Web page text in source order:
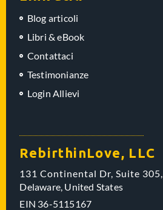
Blog articoli
Libri & eBook
Contattaci
Testimonianze
Login Allievi
RebirthinLove, LLC
131 Continental Dr, Suite 305,
Delaware, United States
EIN 36-5115167